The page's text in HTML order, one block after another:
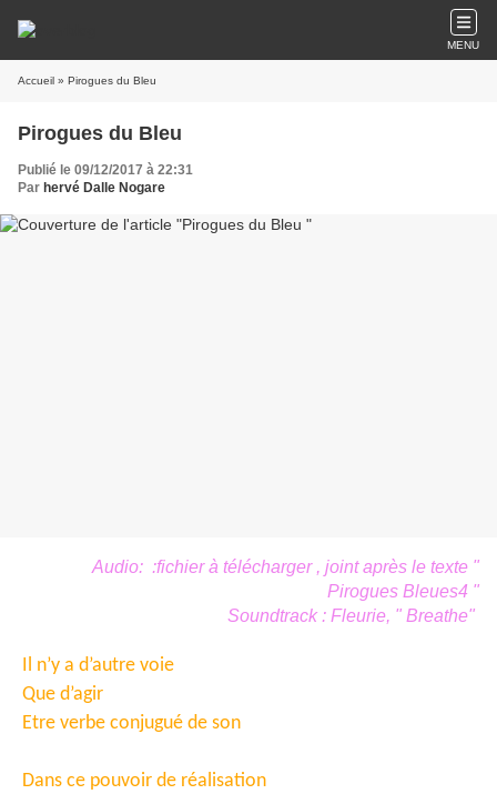
MENU
Accueil » Pirogues du Bleu
Pirogues du Bleu
Publié le 09/12/2017 à 22:31
Par hervé Dalle Nogare
Audio: :fichier à télécharger , joint après le texte "
Pirogues Bleues4 "
Soundtrack : Fleurie, " Breathe"
Il n’y a d’autre voie
Que d’agir
Etre verbe conjugué de son
Dans ce pouvoir de réalisation